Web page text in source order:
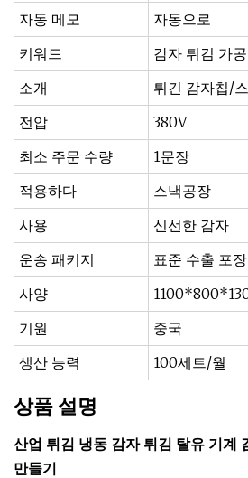
자동 메모
자동으로
키워드
감자 튀김 가
소개
튀긴 감자칩/
전압
380V
최소 주문 수량
1문장
적용하다
스낵공장
사용
신선한 감자
운송 패키지
표준 수출 포장
사양
기원
중국
생산 능력
100세트/월
상품 설명
산업 튀김 냉동 감자 튀김 탈유 기계
만들기